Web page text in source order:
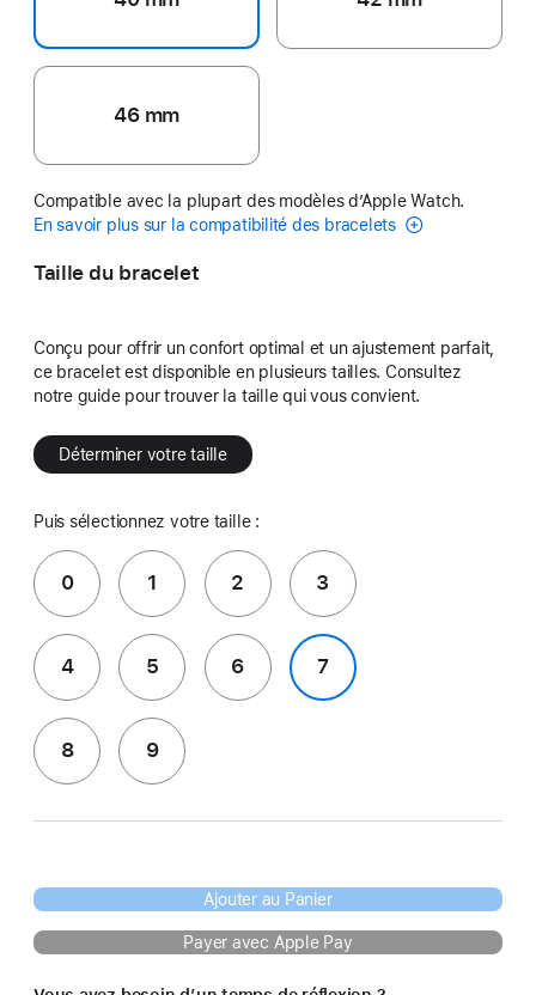
46 mm
Compatible avec la plupart des modèles d’Apple Watch.
En savoir plus sur la compatibilité des bracelets
Taille du bracelet
Conçu pour offrir un confort optimal et un ajustement parfait,
ce bracelet est disponible en plusieurs tailles. Consultez
notre guide pour trouver la taille qui vous convient.
Déterminer votre taille
Puis sélectionnez votre taille :
0 1 2 3
4 5 6 7
8 9
Ajouter au Panier
Payer avec Apple Pay